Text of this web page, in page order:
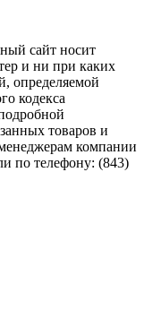
сайт носит
и ни при каких
определяемой
кодекса
товаров и
компании
по телефону: (843)